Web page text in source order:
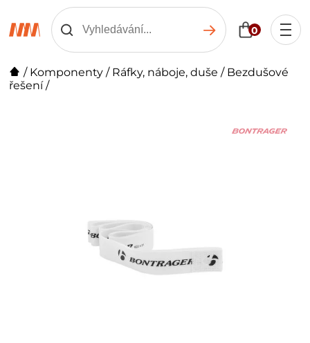
0
/ Komponenty / Ráfky, náboje, duše / Bezdušové
řešení/